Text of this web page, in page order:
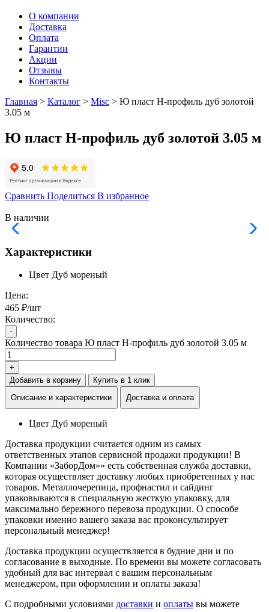
О компании
Доставка
Оплата
Гарантии
Акции
Отзывы
Контакты
Главная > Каталог > Misc > Ю пласт Н-профиль дуб золотой
3.05 м
Ю пласт Н-профиль дуб золотой 3.05 м
Сравнить Поделиться В избранное
В наличии
Характеристики
Цвет Дуб мореный
Цена:
465 ₽/шт
Количество:
-
Количество товара Ю пласт Н-профиль дуб золотой 3.05 м
+
Добавить в корзину
Купить в 1 клик
Описание и характеристики
Доставка и оплата
Цвет Дуб мореный
Доставка продукции считается одним из самых
ответственных этапов сервисной продажи продукции! В
Компании «ЗаборДом»» есть собственная служба доставки,
которая осуществляет доставку любых приобретенных у нас
товаров. Металлочерепица, профнастил и сайдинг
упаковываются в специальную жесткую упаковку, для
максимально бережного перевоза продукции. О способе
упаковки именно вашего заказа вас проконсультирует
персональный менеджер!
Доставка продукции осуществляется в будние дни и по
согласование в выходные. По времени вы можете согласовать
удобный для вас интервал с вашим персональным
менеджером, при оформлении и оплаты заказа!
С подробными условиями доставки и оплаты вы можете